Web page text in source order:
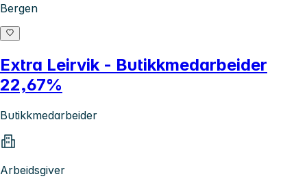
Bergen
Extra Leirvik - Butikkmedarbeider
22,67%
Butikkmedarbeider
Arbeidsgiver